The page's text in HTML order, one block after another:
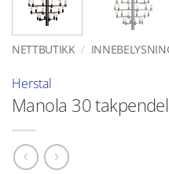
NETTBUTIKK /
Herstal
Manola 30